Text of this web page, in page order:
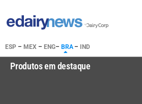
ESP – MEX – ENG– BRA– IND
Produtos em destaque